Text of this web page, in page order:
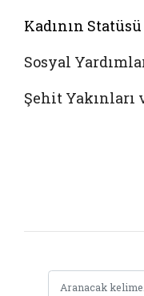
Kadının
Sosyal
Şehit Yakınları